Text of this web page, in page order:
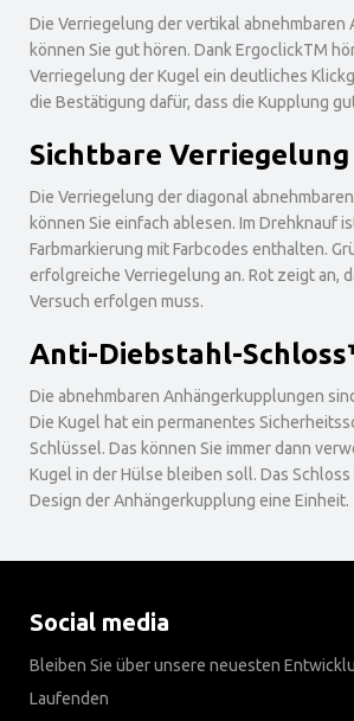
Die Verriegelung der vertikal abnehmbaren
können Sie gut hören. Dank ErgoclickTM
Verriegelung der Kugel ein deutliches
die Bestätigung dafür, dass die Kupplung
Sichtbare Verriegelung
Die Verriegelung der diagonal
können Sie einfach ablesen. Im Drehknauf
Farbmarkierung mit Farbcodes enthalten.
erfolgreiche Verriegelung an. Rot zeigt an,
Versuch erfolgen muss.
Anti-Diebstahl-
Die abnehmbaren Anhängerkupplungen
Die Kugel hat ein permanentes
Schlüssel. Das können Sie immer dann
Kugel in der Hülse bleiben soll. Das
Design der Anhängerkupplung eine Einheit.
Social media
Bleiben Sie über unsere neuesten
Laufenden